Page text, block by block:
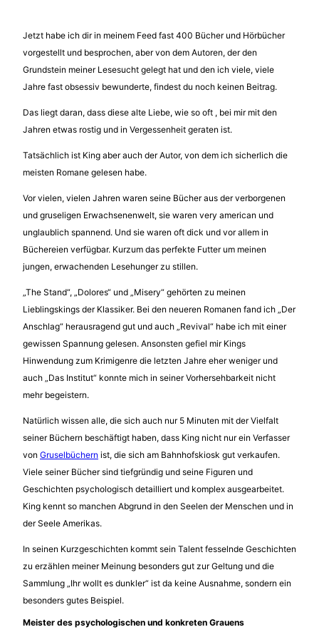
Jetzt habe ich dir in meinem Feed fast 400 Bücher und Hörbücher
vorgestellt und besprochen, aber von dem Autoren, der den
Grundstein meiner Lesesucht gelegt hat und den ich viele, viele
Jahre fast obsessiv bewunderte, findest du noch keinen Beitrag.
Das liegt daran, dass diese alte Liebe, wie so oft , bei mir mit den
Jahren etwas rostig und in Vergessenheit geraten ist.
Tatsächlich ist King aber auch der Autor, von dem ich sicherlich die
meisten Romane gelesen habe.
Vor vielen, vielen Jahren waren seine Bücher aus der verborgenen
und gruseligen Erwachsenenwelt, sie waren very american und
unglaublich spannend. Und sie waren oft dick und vor allem in
Büchereien verfügbar. Kurzum das perfekte Futter um meinen
jungen, erwachenden Lesehunger zu stillen.
„The Stand“, „Dolores“ und „Misery“ gehörten zu meinen
Lieblingskings der Klassiker. Bei den neueren Romanen fand ich „Der
Anschlag“ herausragend gut und auch „Revival“ habe ich mit einer
gewissen Spannung gelesen. Ansonsten gefiel mir Kings
Hinwendung zum Krimigenre die letzten Jahre eher weniger und
auch „Das Institut“ konnte mich in seiner Vorhersehbarkeit nicht
mehr begeistern.
Natürlich wissen alle, die sich auch nur 5 Minuten mit der Vielfalt
seiner Büchern beschäftigt haben, dass King nicht nur ein Verfasser
von Gruselbüchern ist, die sich am Bahnhofskiosk gut verkaufen.
Viele seiner Bücher sind tiefgründig und seine Figuren und
Geschichten psychologisch detailliert und komplex ausgearbeitet.
King kennt so manchen Abgrund in den Seelen der Menschen und in
der Seele Amerikas.
In seinen Kurzgeschichten kommt sein Talent fesselnde Geschichten
zu erzählen meiner Meinung besonders gut zur Geltung und die
Sammlung „Ihr wollt es dunkler“ ist da keine Ausnahme, sondern ein
besonders gutes Beispiel.
Meister des psychologischen und konkreten Grauens